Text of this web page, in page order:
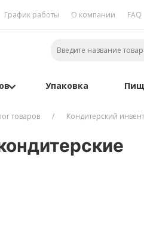
График работы О компании FAQ
Упаковка
товаров Кондитерский